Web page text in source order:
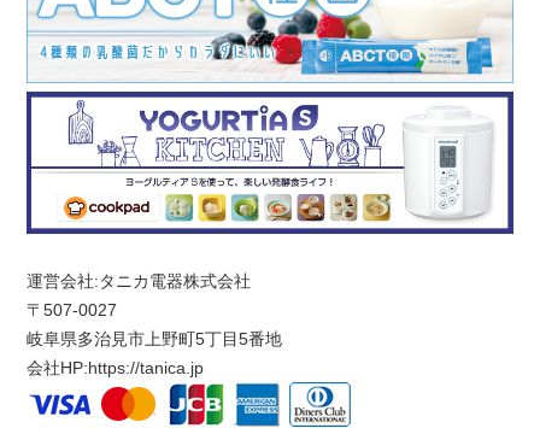
運営会社:タニカ電器株式会社
〒507-0027
岐阜県多治見市上野町5丁目5番地
会社HP:https://tanica.jp